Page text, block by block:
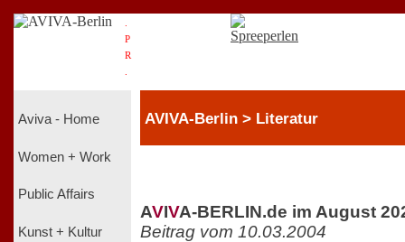
P
R
Aviva - Home
Women + Work
Public Affairs
Kunst + Kultur
AVIVA-Berlin > Literatur
AVIVA-BERLIN.de im August
Beitrag vom 10.03.2004